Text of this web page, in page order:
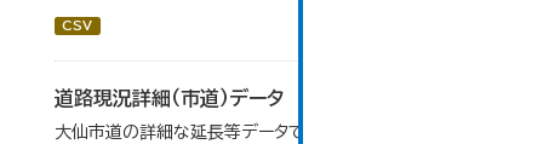
CSV
道路現況詳細（市道）データ
大仙市道の詳細な延長等データです。